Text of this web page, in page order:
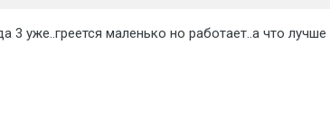
3 уже..греется маленько но работает..а что